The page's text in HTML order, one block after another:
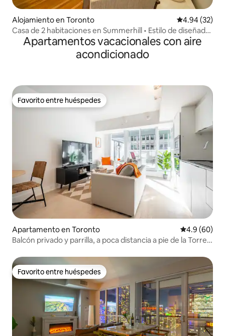
Alojamiento en Toronto Calificación
4.94 (32)
Casa de 2 habitaciones en Summerhill • Estilo de diseñador
• Capacidad para 4 personas
Apartamentos vacacionales con aire
acondicionado
Favorito entre huéspedes
Favorito entre huéspedes
Apartamento en Toronto Calificación
4.9 (60)
Balcón privado y parrilla, a poca distancia a pie de la Torre
Favorito entre huéspedes
Favorito entre huéspedes